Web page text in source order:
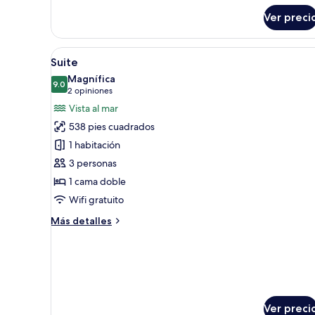
Double
Hotel
Room
Ver
Abrir
todas
las
fotos
de
Suite
Una habitación de hotel con
8
Suite
9.09.0 de 10
Magnífica
2 opiniones
(2
opiniones)
Vista al mar
538 pies cuadrados
1 habitación
3 personas
1 cama doble
Wifi gratuito
Más detalles
Más
Ver